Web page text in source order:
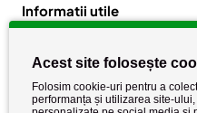
Informatii utile
Despre noi
Stiri si noutati
Politica de cookie
Acest site folosește
Folosim cookie-uri pentru a
performanța și utilizarea site-